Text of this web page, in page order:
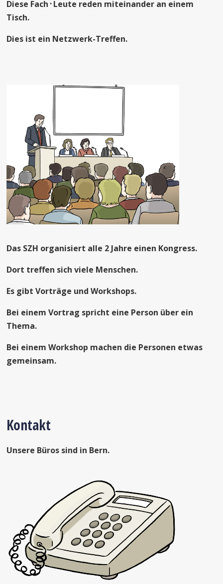
Diese Fach᛫Leute reden miteinander an einem
Tisch.
Dies ist ein Netzwerk-Treffen.
Das SZH organisiert alle 2 Jahre einen Kongress.
Dort treffen sich viele Menschen.
Es gibt Vorträge und Workshops.
Bei einem Vortrag spricht eine Person über ein
Thema.
Bei einem Workshop machen die Personen etwas
gemeinsam.
Kontakt
Unsere Büros sind in Bern.